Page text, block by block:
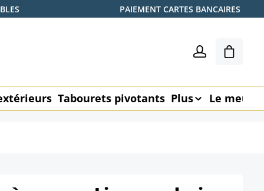
PAIEMENT CARTES BANCAIRES
Le
Tabourets pivotants Plus Le